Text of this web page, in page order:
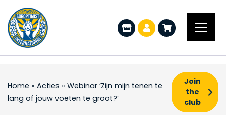
Home » Acties » Webinar ‘Zijn mijn tenen te
lang of jouw voeten te groot?’
Join
the
club